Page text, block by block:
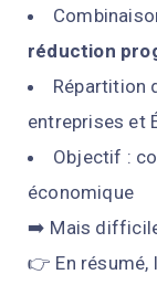
réduction
Répartition
entreprises et
Objectif :
économique
➡️ Mais
👉 En résumé,